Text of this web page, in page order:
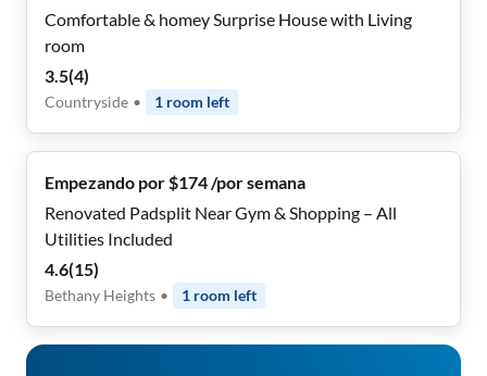
Comfortable & homey Surprise House with Living
room
3.5(4)
Countryside • 1 room left
Empezando por $174 /por semana
Renovated Padsplit Near Gym & Shopping – All
Utilities Included
4.6(15)
Bethany Heights • 1 room left